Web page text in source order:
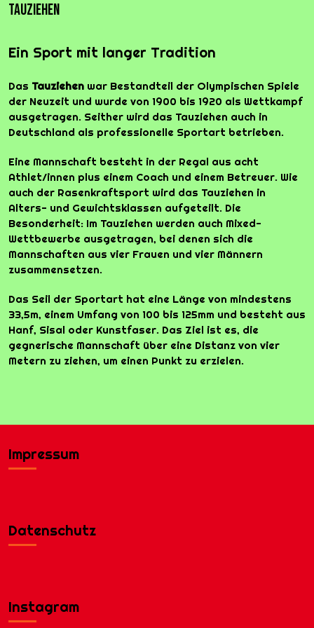
Tauziehen
Ein Sport mit langer Tradition
Das Tauziehen war Bestandteil der Olympischen Spiele
der Neuzeit und wurde von 1900 bis 1920 als Wettkampf
ausgetragen. Seither wird das Tauziehen auch in
Deutschland als professionelle Sportart betrieben.
Eine Mannschaft besteht in der Regal aus acht
Athlet/innen plus einem Coach und einem Betreuer. Wie
auch der Rasenkraftsport wird das Tauziehen in
Alters- und Gewichtsklassen aufgeteilt. Die
Besonderheit: Im Tauziehen werden auch Mixed-
Wettbewerbe ausgetragen, bei denen sich die
Mannschaften aus vier Frauen und vier Männern
zusammensetzen.
Das Seil der Sportart hat eine Länge von mindestens
33,5m, einem Umfang von 100 bis 125mm und besteht aus
Hanf, Sisal oder Kunstfaser. Das Ziel ist es, die
gegnerische Mannschaft über eine Distanz von vier
Metern zu ziehen, um einen Punkt zu erzielen.
Impressum
Datenschutz
Instagram